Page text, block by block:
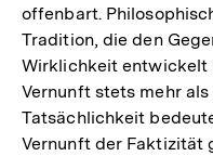
offenbart.
Tradition, die den
Wirklichkeit entwickelt
Vernunft stets mehr
Tatsächlichkeit
Vernunft der Faktizität